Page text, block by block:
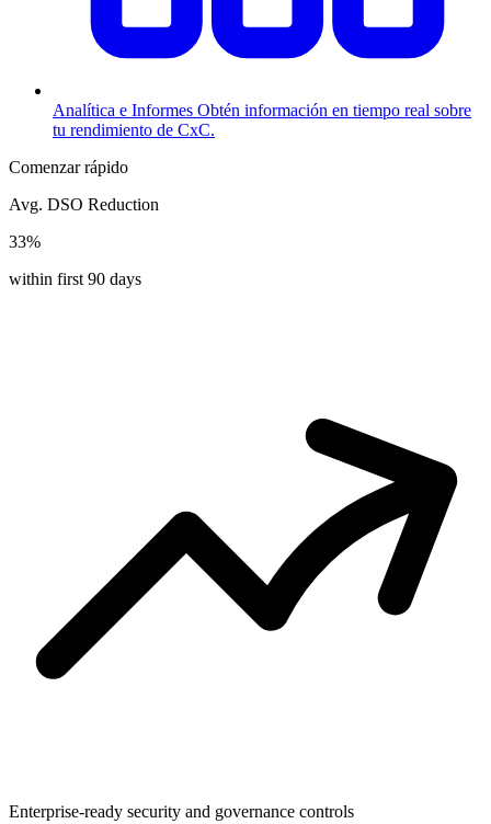
Analítica e Informes Obtén información en tiempo real sobre
tu rendimiento de CxC.
Comenzar rápido
Avg. DSO Reduction
33%
within first 90 days
Enterprise-ready security and governance controls